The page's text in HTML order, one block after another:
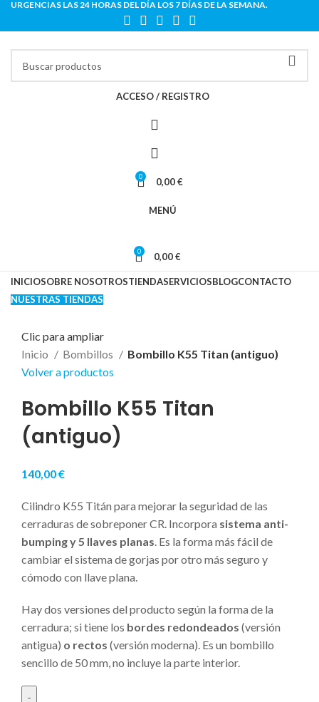
URGENCIAS LAS 24 HORAS DEL DÍA LOS 7 DÍAS DE LA SEMANA.
ACCESO / REGISTRO
0 0,00€
MENÚ
0 0,00€
INICIOSOBRE NOSOTROSTIENDASERVICIOSBLOGCONTACTO
NUESTRAS TIENDAS
Clic para ampliar
Inicio
Bombillos
Bombillo K55 Titan (antiguo)
Volver a productos
Bombillo K55 Titan
(antiguo)
140,00€
Cilindro K55 Titán para mejorar la seguridad de las
cerraduras de sobreponer CR. Incorpora sistema anti-
bumping y 5 llaves planas. Es la forma más fácil de
cambiar el sistema de gorjas por otro más seguro y
cómodo con llave plana.
Hay dos versiones del producto según la forma de la
cerradura; si tiene los bordes redondeados (versión
antigua) o rectos (versión moderna). Es un bombillo
sencillo de 50 mm, no incluye la parte interior.